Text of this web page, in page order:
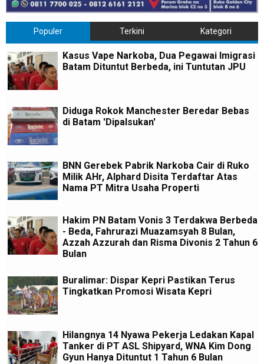
Populer Terkini Kategori
Kasus Vape Narkoba, Dua Pegawai Imigrasi
Batam Dituntut Berbeda, ini Tuntutan JPU
Diduga Rokok Manchester Beredar Bebas
di Batam 'Dipalsukan'
BNN Gerebek Pabrik Narkoba Cair di Ruko
Milik AHr, Alphard Disita Terdaftar Atas
Nama PT Mitra Usaha Properti
Hakim PN Batam Vonis 3 Terdakwa Berbeda
- Beda, Fahrurazi Muazamsyah 8 Bulan,
Azzah Azzurah dan Risma Divonis 2 Tahun 6
Bulan
Buralimar: Dispar Kepri Pastikan Terus
Tingkatkan Promosi Wisata Kepri
Hilangnya 14 Nyawa Pekerja Ledakan Kapal
Tanker di PT ASL Shipyard, WNA Kim Dong
Gyun Hanya Dituntut 1 Tahun 6 Bulan